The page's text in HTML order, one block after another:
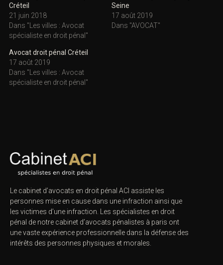
Créteil
21 juin 2018
Dans "Les villes : Avocat
spécialiste en droit pénal"
Seine
17 août 2019
Dans "AVOCAT"
Avocat droit pénal Créteil
17 août 2019
Dans "Les villes : Avocat
spécialiste en droit pénal"
Le cabinet d’avocats en droit pénal ACI assiste les
personnes mise en cause dans une infraction ainsi que
les victimes d’une infraction. Les spécialistes en droit
pénal de notre cabinet d’avocats pénalistes à paris ont
une vaste expérience professionnelle dans la défense des
intérêts des personnes physiques et morales.